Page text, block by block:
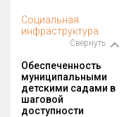
Социальная
инфраструктура
Свернуть
Обеспеченность
муниципальными
детскими садами в
шаговой
доступности